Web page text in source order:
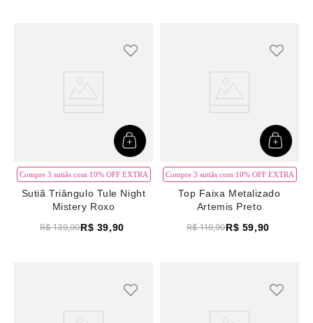
Compre 3 sutiãs com 10% OFF EXTRA
Sutiã Triângulo Tule Night
Mistery Roxo
R$ 139,90R$ 39,90
Compre 3 sutiãs com 10% OFF EXTRA
Top Faixa Metalizado
Artemis Preto
R$ 119,90R$ 59,90